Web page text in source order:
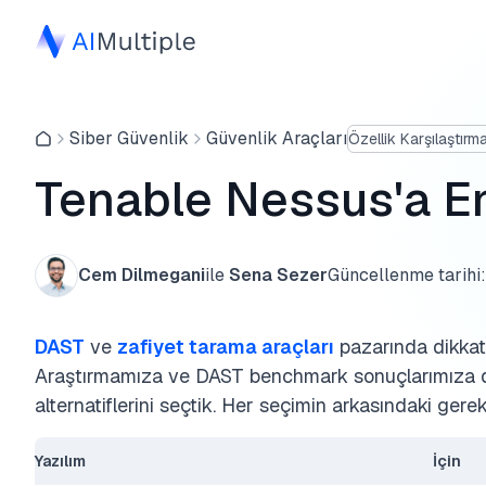
Siber Güvenlik Güvenlik AraçlarıÖzellik
Tenable Nessus'a
Cem DilmeganiileSena SezerGüncellenme tarihi:
DAST ve zafiyet tarama araçları pazarında
Araştırmamıza ve DAST benchmark
alternatiflerini seçtik. Her seçimin arkasındaki
Yazılım İçin